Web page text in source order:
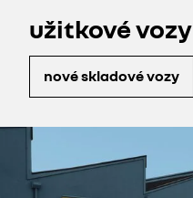
užitkové vozy
nové skladové vozy